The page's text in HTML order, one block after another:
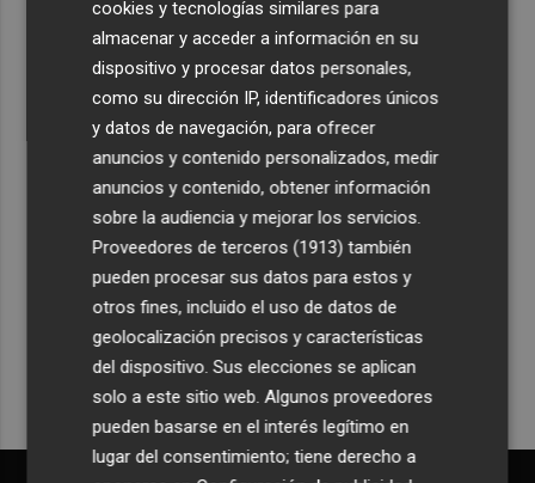
El Tesoro cierra el martes las subastas de agosto con
una emisión de letras a tres y nueve meses
Recibe toda la actualidad de
Plaza Podcast en tu correo
Quiero suscribirme
cookies y tecnologías similares para
almacenar y acceder a información en su
dispositivo y procesar datos personales,
como su dirección IP, identificadores únicos
y datos de navegación, para ofrecer
anuncios y contenido personalizados, medir
anuncios y contenido, obtener información
sobre la audiencia y mejorar los servicios.
Proveedores de terceros (1913) también
pueden procesar sus datos para estos y
otros fines, incluido el uso de datos de
geolocalización precisos y características
del dispositivo. Sus elecciones se aplican
solo a este sitio web. Algunos proveedores
pueden basarse en el interés legítimo en
lugar del consentimiento; tiene derecho a